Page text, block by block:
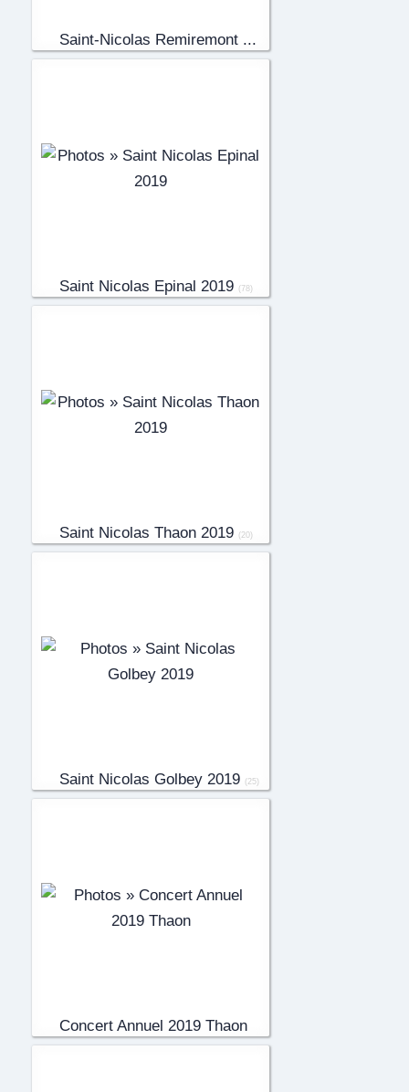
Saint-Nicolas Remiremont ...
Saint Nicolas Epinal 2019 (78)
Saint Nicolas Thaon 2019 (20)
Saint Nicolas Golbey 2019 (25)
Concert Annuel 2019 Thaon